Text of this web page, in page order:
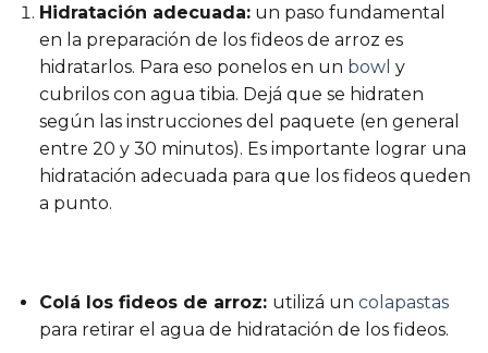
Hidratación adecuada:un paso fundamental
en la preparación de los fideos de arroz es
hidratarlos. Para eso ponelos en un bowl y
cubrilos con agua tibia. Dejá que se hidraten
según las instrucciones del paquete (en general
entre 20 y 30 minutos). Es importante lograr una
hidratación adecuada para que los fideos queden
a punto.
Colá los fideos de arroz: utilizá un colapastas
para retirar el agua de hidratación de los fideos.